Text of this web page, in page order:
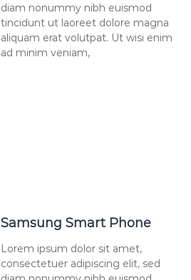
diam nonummy nibh euismod
tincidunt ut laoreet dolore magna
aliquam erat volutpat. Ut wisi enim
ad minim veniam,
Samsung Smart Phone
Lorem ipsum dolor sit amet,
consectetuer adipiscing elit, sed